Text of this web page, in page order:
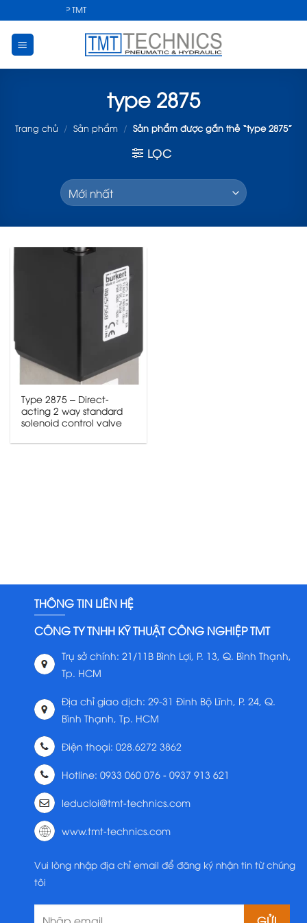
to
content
CÔNG NGHIỆP TMT
type 2875
Trang chủ / Sản phẩm / Sản phẩm được gắn thẻ “type 2875”
LỌC
Type 2875 – Direct-
acting 2 way standard
solenoid control valve
THÔNG TIN LIÊN HỆ
CÔNG TY TNHH KỸ THUẬT CÔNG NGHIỆP TMT
Trụ sở chính: 21/11B Bình Lợi, P. 13, Q. Bình Thạnh,
Tp. HCM
Địa chỉ giao dịch: 29-31 Đinh Bộ Lĩnh, P. 24, Q.
Bình Thạnh, Tp. HCM
Điện thoại: 028.6272 3862
Hotline: 0933 060 076 - 0937 913 621
leducloi@tmt-technics.com
www.tmt-technics.com
Vui lòng nhập địa chỉ email để đăng ký nhận tin từ chúng
tôi